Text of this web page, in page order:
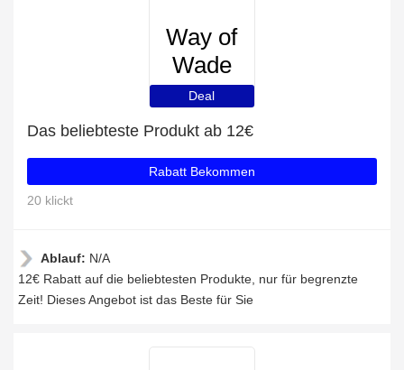
Way of
Wade
Deal
Das beliebteste Produkt ab 12€
Rabatt Bekommen
20 klickt
Ablauf: N/A
12€ Rabatt auf die beliebtesten Produkte, nur für begrenzte
Zeit! Dieses Angebot ist das Beste für Sie